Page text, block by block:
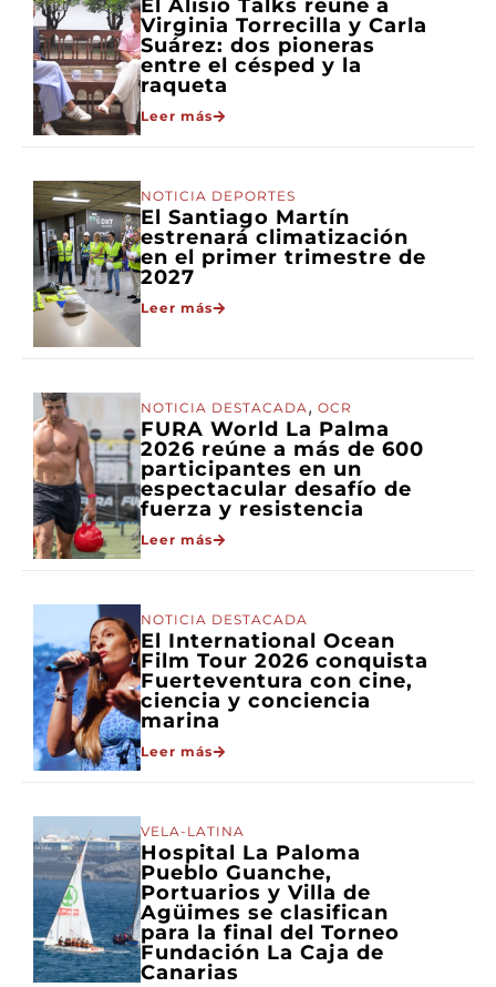
El Alisio Talks reúne a
Virginia Torrecilla y Carla
Suárez: dos pioneras
entre el césped y la
raqueta
Leer más
NOTICIA DEPORTES
El Santiago Martín
estrenará climatización
en el primer trimestre de
2027
Leer más
NOTICIA DESTACADA, OCR
FURA World La Palma
2026 reúne a más de 600
participantes en un
espectacular desafío de
fuerza y resistencia
Leer más
NOTICIA DESTACADA
El International Ocean
Film Tour 2026 conquista
Fuerteventura con cine,
ciencia y conciencia
marina
Leer más
VELA-LATINA
Hospital La Paloma
Pueblo Guanche,
Portuarios y Villa de
Agüimes se clasifican
para la final del Torneo
Fundación La Caja de
Canarias